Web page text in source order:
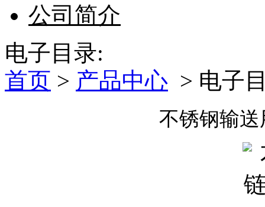
公司简介
电子目录:
首页 > 产品中心 > 电子
不锈钢输